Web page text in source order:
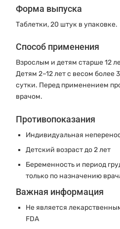
Форма выпуска
Таблетки, 20 штук в упаковке.
Способ применения
Взрослым и детям старше 12
Детям 2–12 лет с весом более
сутки. Перед применением
врачом.
Противопоказания
Индивидуальная
Детский возраст до 2 лет
Беременность и период
только по назначению
Важная информация
Не является
FDA